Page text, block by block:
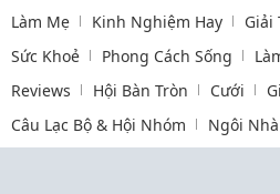
Làm Mẹ Kinh Nghiệm Hay
Giải
Sức Khoẻ
Phong Cách Sống
Reviews
Hội Bàn Tròn Cưới
Câu Lạc Bộ & Hội Nhóm
Ngôi